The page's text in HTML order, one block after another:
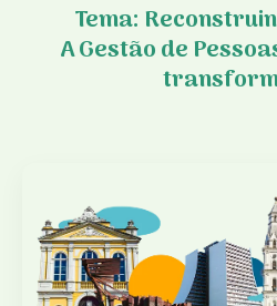
Tema:
A Gestão de